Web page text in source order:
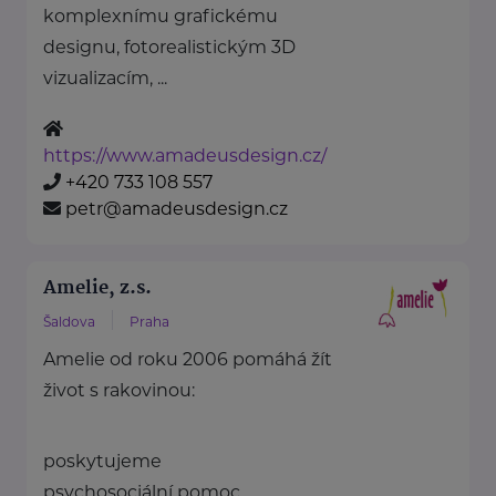
komplexnímu grafickému
designu, fotorealistickým 3D
vizualizacím, ...
https://www.amadeusdesign.cz/
+420 733 108 557
petr@amadeusdesign.cz
Amelie, z.s.
Šaldova Praha
Amelie od roku 2006 pomáhá žít
život s rakovinou:
poskytujeme